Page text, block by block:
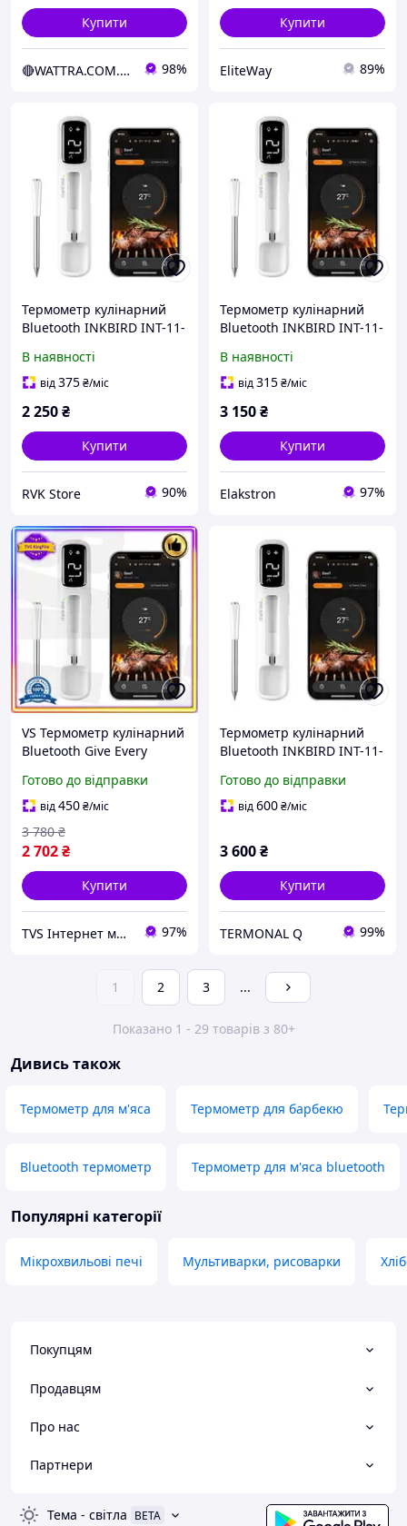
Купити
🔴WATTRA.COM.UA - справа техніки... 98%
Купити
EliteWay 89%
Термометр кулінарний
Bluetooth INKBIRD INT-11-
-10-100C акумулятор
500мАг дисплей для
В наявності
від375₴/міс
2 250₴
Купити
RVK Store 90%
Термометр кулінарний
Bluetooth INKBIRD INT-11-
-10-100C акумулятор
500мАг дисплей для
В наявності
від315₴/міс
3 150₴
Купити
Elakstron 97%
VS Термометр кулінарний
Bluetooth Give Every
м'яса та страв з дисплеєм
для гриля та духовк
32T8_V1
Готово до відправки
від450₴/міс
2 702₴
3 780 ₴
Купити
TVS Інтернет магазин 97%
Термометр кулінарний
Bluetooth INKBIRD INT-11-
-10-100C акумулятор
500мАг дисплей для
Готово до відправки
від600₴/міс
3 600₴
Купити
TERMONAL Q 99%
1 2 3 ...
Показано 1 - 29 товарів з 80+
Дивись також
Термометр для м'яса Термометр для барбекю
Bluetooth термометр Термометр для м'яса bluetooth
Популярні категорії
Мікрохвильові печі Мультиварки, рисоварки
Покупцям
Продавцям
Про нас
Партнери
Тема - світла BETA